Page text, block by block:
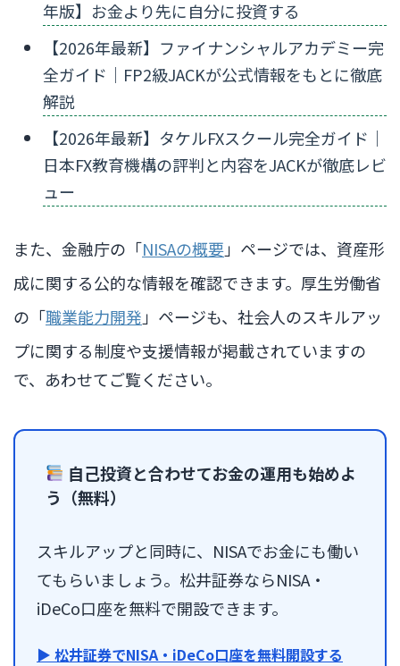
年版】お金より先に自分に投資する
【2026年最新】ファイナンシャルアカデミー完
全ガイド｜FP2級JACKが公式情報をもとに徹底
解説
【2026年最新】タケルFXスクール完全ガイド｜
日本FX教育機構の評判と内容をJACKが徹底レビ
ュー
また、金融庁の「NISAの概要」ページでは、資産形
成に関する公的な情報を確認できます。厚生労働省
の「職業能力開発 」ページも、社会人のスキルアッ
プに関する制度や支援情報が掲載されていますの
で、あわせてご覧ください。
自己投資と合わせてお金の運用も始めよ
う（無料）
スキルアップと同時に、NISAでお金にも働い
てもらいましょう。松井証券ならNISA・
iDeCo口座を無料で開設できます。
▶ 松井証券でNISA・iDeCo口座を無料開設する